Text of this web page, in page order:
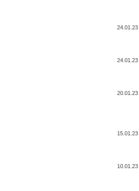
24.01.23
24.01.23
20.01.23
15.01.23
10.01.23